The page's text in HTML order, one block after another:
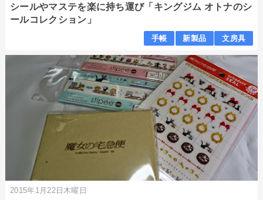
シールやマステを楽に持ち運び「キングジム オトナのシ
ールコレクション」
手帳 新製品 文房具
2015年1月22日木曜日